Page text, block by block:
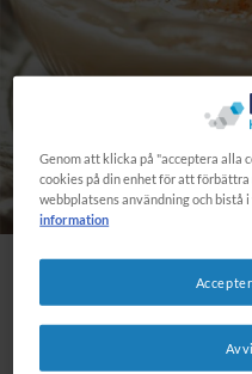
Genom att klicka på "acceptera alla
cookies på din enhet för att
webbplatsens användning och bistå
information